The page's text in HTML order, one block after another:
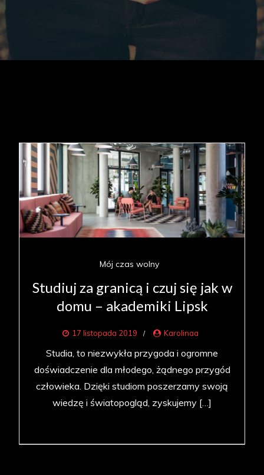
Mój czas wolny
Studiuj za granicą i czuj się jak w
domu – akademiki Lipsk
17 listopada 2019 Karolinaa
Studia, to niezwykła przygoda i ogromne
doświadczenie dla młodego, żądnego przygód
człowieka. Dzięki studiom poszerzamy swoją
wiedzę i światopogląd, zyskujemy […]